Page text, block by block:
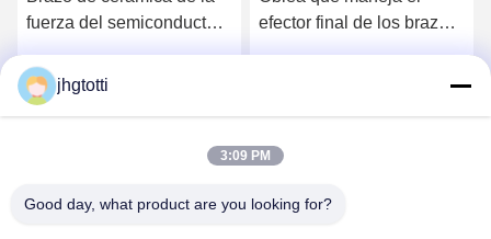
fuerza del semiconductor
resistencia de la cerámica
99,5% con forma de Y
efector final de los brazos
jhgtotti
3:09 PM
Good day, what product are you looking for?